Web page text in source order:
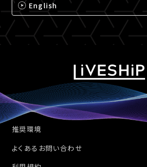
English
推奨環境
よくあるお問い合わせ